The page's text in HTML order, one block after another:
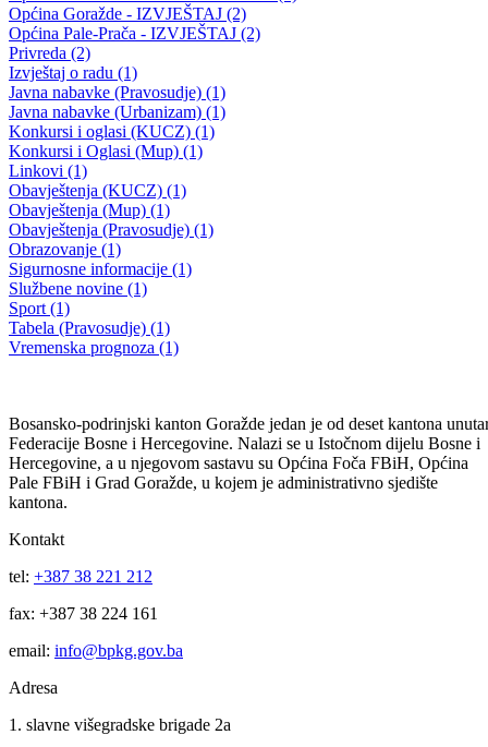
Odluka o poništavanju Javnog poziva – učešće u Programu utroška
sredstava iz budžeta Ministarstva za obrazovanje, mlade, nauku,
kulturu i sport sa ekonomskog koda-Tekući transferi neprofitnim
organizacijama- za mlade za 2022.godinu